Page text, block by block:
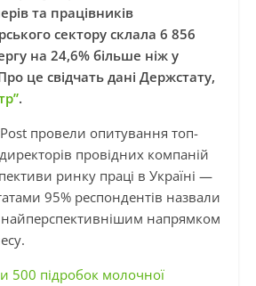
та працівників
сектору склала 6 856
на 24,6% більше ніж у
це свідчать дані Держстату,
.
провели опитування топ-
провідних компаній
ринку праці в Україні —
95% респондентів назвали
найперспективнішим напрямком
500 підробок молочної